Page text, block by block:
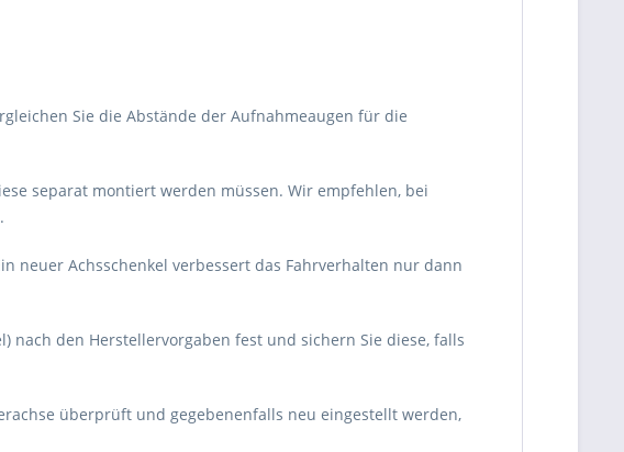
Sie die Abstände der Aufnahmeaugen für die
separat montiert werden müssen. Wir empfehlen, bei
neuer Achsschenkel verbessert das Fahrverhalten nur dann
nach den Herstellervorgaben fest und sichern Sie diese, falls
überprüft und gegebenenfalls neu eingestellt werden,